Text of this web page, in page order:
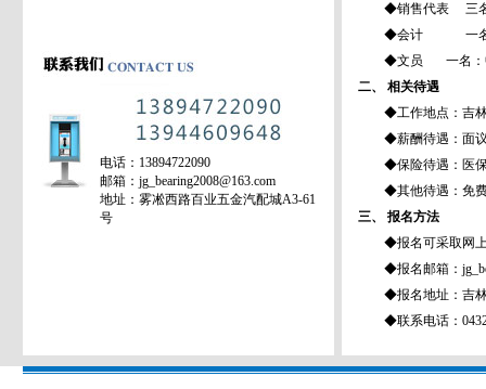
＞推力调心滚子轴承
＞轴承皮带
轴承加热器
密封件
角接触球轴承
电话：13894722090
邮箱：jg_bearing2008@163.com
地址：雾凇西路百业五金汽配城A3-61
号
◆销售代表 三名：
◆会计 一名：
◆文员 一名：中
二、 相关待遇
◆工作地点：吉林
◆薪酬待遇：面
◆保险待遇：医保
◆其他待遇：免费
三、 报名方法
◆报名可采取网上
◆报名邮箱：
◆报名地址：吉林
◆联系电话：0432-